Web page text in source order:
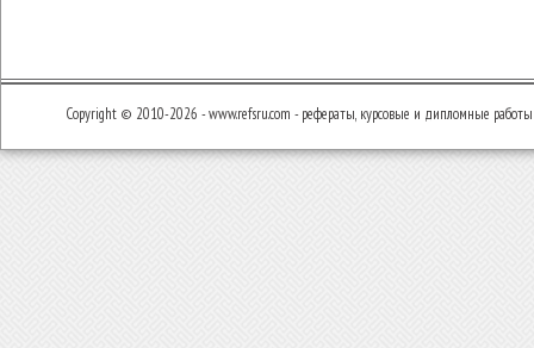
Copyright © 2010-2026 - www.refsru.com - рефераты, курсовые и дипломные работы